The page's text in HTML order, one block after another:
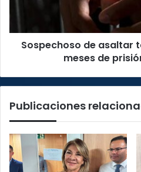
prisión
preventiva
Sospechoso de asaltar
meses de
Publicaciones